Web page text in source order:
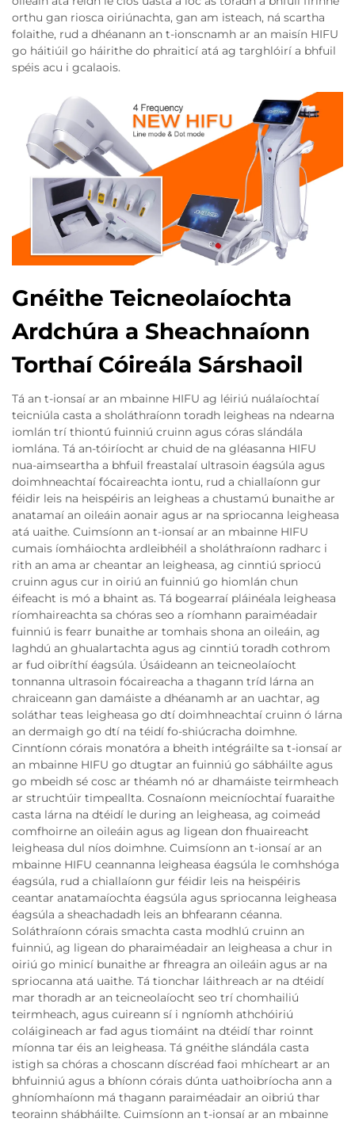
orthu gan riosca oiriúnachta, gan am isteach, ná scartha
folaithe, rud a dhéanann an t-ionscnamh ar an maisín HIFU
go háitiúil go háirithe do phraiticí atá ag targhlóirí a bhfuil
spéis acu i gcalaois.
Gnéithe Teicneolaíochta
Ardchúra a Sheachnaíonn
Torthaí Cóireála Sárshaoil
Tá an t-ionsaí ar an mbainne HIFU ag léiriú nuálaíochtaí
teicniúla casta a sholáthraíonn toradh leigheas na ndearna
iomlán trí thiontú fuinniú cruinn agus córas slándála
iomlána. Tá an-tóiríocht ar chuid de na gléasanna HIFU
nua-aimseartha a bhfuil freastalaí ultrasoin éagsúla agus
doimhneachtaí fócaireachta iontu, rud a chiallaíonn gur
féidir leis na heispéiris an leigheas a chustamú bunaithe ar
anatamaí an oileáin aonair agus ar na spriocanna leigheasa
atá uaithe. Cuimsíonn an t-ionsaí ar an mbainne HIFU
cumais íomháiochta ardleibhéil a sholáthraíonn radharc i
rith an ama ar cheantar an leigheasa, ag cinntiú spriocú
cruinn agus cur in oiriú an fuinniú go hiomlán chun
éifeacht is mó a bhaint as. Tá bogearraí pláinéala leigheasa
ríomhaireachta sa chóras seo a ríomhann paraiméadair
fuinniú is fearr bunaithe ar tomhais shona an oileáin, ag
laghdú an ghualartachta agus ag cinntiú toradh cothrom
ar fud oibríthí éagsúla. Úsáideann an teicneolaíocht
tonnanna ultrasoin fócaireacha a thagann tríd lárna an
chraiceann gan damáiste a dhéanamh ar an uachtar, ag
soláthar teas leigheasa go dtí doimhneachtaí cruinn ó lárna
an dermaigh go dtí na téidí fo-shiúcracha doimhne.
Cinntíonn córais monatóra a bheith intégráilte sa t-ionsaí ar
an mbainne HIFU go dtugtar an fuinniú go sábháilte agus
go mbeidh sé cosc ar théamh nó ar dhamáiste teirmheach
ar struchtúir timpeallta. Cosnaíonn meicníochtaí fuaraithe
casta lárna na dtéidí le during an leigheasa, ag coimeád
comfhoirne an oileáin agus ag ligean don fhuaireacht
leigheasa dul níos doimhne. Cuimsíonn an t-ionsaí ar an
mbainne HIFU ceannanna leigheasa éagsúla le comhshóga
éagsúla, rud a chiallaíonn gur féidir leis na heispéiris
ceantar anatamaíochta éagsúla agus spriocanna leigheasa
éagsúla a sheachadadh leis an bhfearann céanna.
Soláthraíonn córais smachta casta modhlú cruinn an
fuinniú, ag ligean do pharaiméadair an leigheasa a chur in
oiriú go minicí bunaithe ar fhreagra an oileáin agus ar na
spriocanna atá uaithe. Tá tionchar láithreach ar na dtéidí
mar thoradh ar an teicneolaíocht seo trí chomhailiú
teirmheach, agus cuireann sí i ngníomh athchóiriú
coláigineach ar fad agus tiomáint na dtéidí thar roinnt
míonna tar éis an leigheasa. Tá gnéithe slándála casta
istigh sa chóras a choscann díscréad faoi mhícheart ar an
bhfuinniú agus a bhíonn córais dúnta uathoibríocha ann a
ghníomhaíonn má thagann paraiméadair an oibriú thar
teorainn shábháilte. Cuimsíonn an t-ionsaí ar an mbainne